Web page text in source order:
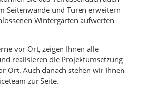
Seitenwände und Türen erweitern
Wintergarten aufwerten
vor Ort, zeigen Ihnen alle
realisieren die Projektumsetzung
Ort. Auch danach stehen wir Ihnen
zur Seite.